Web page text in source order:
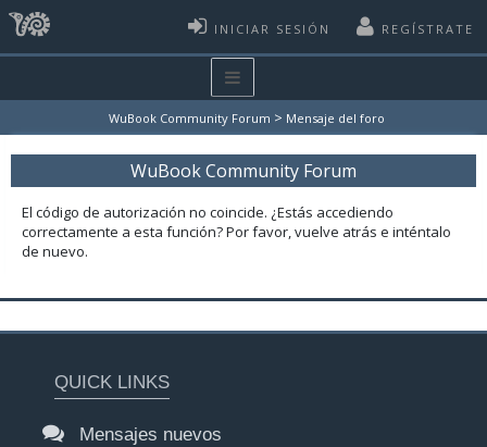
INICIAR SESIÓN REGÍSTRATE
WuBook Community Forum > Mensaje del foro
WuBook Community Forum
El código de autorización no coincide. ¿Estás accediendo
correctamente a esta función? Por favor, vuelve atrás e inténtalo
de nuevo.
QUICK LINKS
Mensajes nuevos